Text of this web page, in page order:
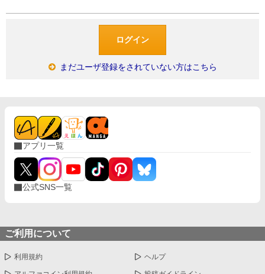
まだユーザ登録をされていない方はこちら
アプリ一覧
公式SNS一覧
ご利用について
利用規約 ヘルプ